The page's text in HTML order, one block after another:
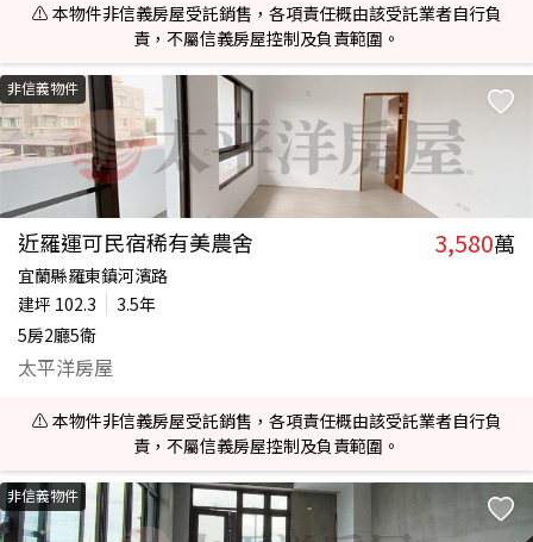
⚠️ 本物件非信義房屋受託銷售，各項責任概由該受託業者自行負
責，不屬信義房屋控制及負責範圍。
非信義物件
近羅運可民宿稀有美農舍 3,580萬
宜蘭縣羅東鎮河濱路
建坪 102.3
3.5年
5房2廳5衛
太平洋房屋
⚠️ 本物件非信義房屋受託銷售，各項責任概由該受託業者自行負
責，不屬信義房屋控制及負責範圍。
非信義物件